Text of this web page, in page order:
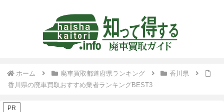
ホーム 廃車買取都道府県ランキング
香川県
香川県の廃車買取おすすめ業者ランキングBEST3
PR